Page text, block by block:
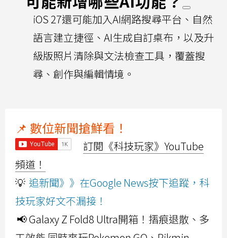
iOS 27還可能加入AI網路搜尋平台、自然
語言建立捷徑、AI生成自訂桌布，以及升
級版照片清除與文法檢查工具，覆蓋搜
尋、創作與編輯情境。
📌 數位新聞搶鮮看！
訂閱《科技玩家》YouTube
頻道！
💡 追新聞》》在Google News按下追蹤，科
技玩家好文不漏接！
📢 Galaxy Z Fold8 Ultra開箱！摺痕退散、多